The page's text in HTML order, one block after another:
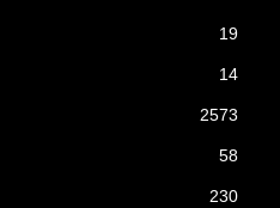
19
14
2573
58
230